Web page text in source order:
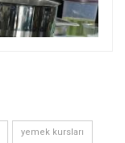
yemek kursları